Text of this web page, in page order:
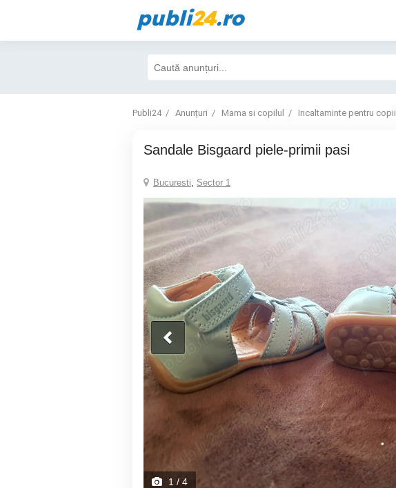
publi24.ro
Publi24 Anunțuri Mama si copilul Incaltaminte pentru copii
Sandale Bisgaard piele-primii pasi
Bucuresti, Sector 1
1 / 4